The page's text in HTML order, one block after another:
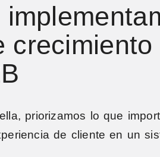
crecimiento
priorizamos lo que
de cliente en un